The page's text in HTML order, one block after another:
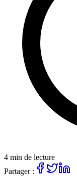
4 min de lecture
Partager :